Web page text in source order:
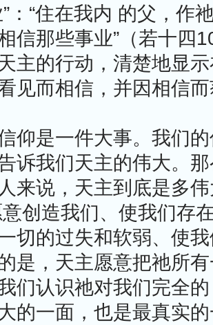
”：“住在我内 的父，作
信那些事业”（若十四
主的行动，清楚地显
见而相信，并因相信
仰是一件大事。我们
诉我们天主的伟大。
来说，天主到底是多
创造我们、使我们存
切的过失和软弱、使
是，天主愿意把祂所
们认识祂对我们完全
的一面，也是最真实